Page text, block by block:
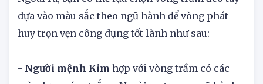
Ngoài ra, bạn có thể lựa chọn vòng trầm đeo tay
dựa vào màu sắc theo ngũ hành để vòng phát